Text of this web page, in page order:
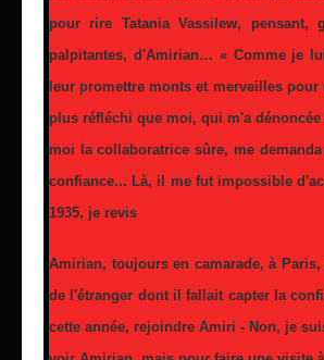
pour rire Tatania Vassilew,
palpitantes, d'Amirian… « Comme je
leur promettre monts et merveilles
plus réfléchi que moi, qui m'a
moi la collaboratrice sûre, me
confiance... Là, il me fut impossible
1935, je revis
Amirian, toujours en camarade, à
de l'étranger dont il fallait capter la
cette année, rejoindre Amiri - Non, je